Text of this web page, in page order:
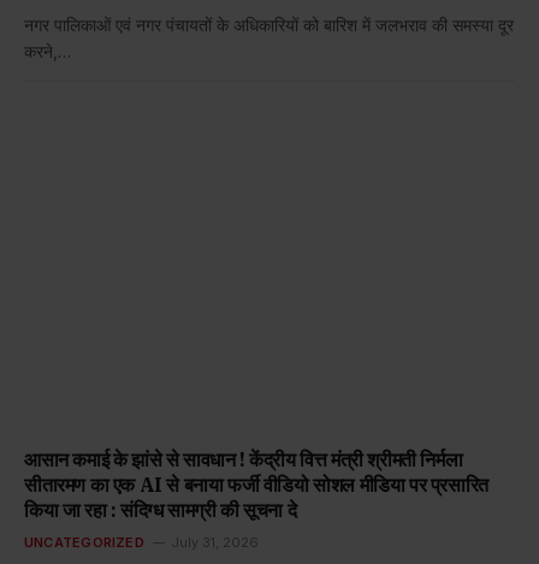
नगर पालिकाओं एवं नगर पंचायतों के अधिकारियों को बारिश में जलभराव की समस्या दूर
करने,…
आसान कमाई के झांसे से सावधान ! केंद्रीय वित्त मंत्री श्रीमती निर्मला
सीतारमण का एक AI से बनाया फर्जी वीडियो सोशल मीडिया पर प्रसारित
किया जा रहा : संदिग्ध सामग्री की सूचना दे
UNCATEGORIZED July 31, 2026